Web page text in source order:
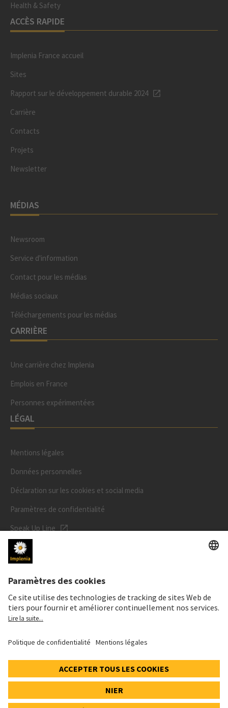
Health & Safety
ACCÈS RAPIDE
Implenia France accueil
Sites
Rapport sur le développement durable 2024
Carrière
Contacts
Projets
Newsletter
MÉDIAS
Newsroom
Service d'information
Contact pour les médias
Médias sociaux
Téléchargements pour les médias
CARRIÈRE
Une carrière chez Implenia
Emplois en France
Personnes expérimentées
LÉGAL
Mentions légales
Données personnelles
Déclaration sur les cookies et social media
Paramètres de confidentialité
Speak Up Line
PRIX DE L'ACTION
ISIN: CH0023868554
62,30 CHF
0,00 CHF (0,00%)
© 2026 Implenia AG